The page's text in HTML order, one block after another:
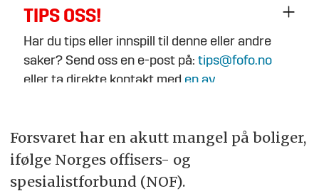
TIPS OSS!
Har du tips eller innspill til denne eller andre
saker? Send oss en e-post på:tips@fofo.no
eller ta direkte kontakt med en av
Forsvaret har en akutt mangel på boliger,
ifølge Norges offisers- og
spesialistforbund (NOF).